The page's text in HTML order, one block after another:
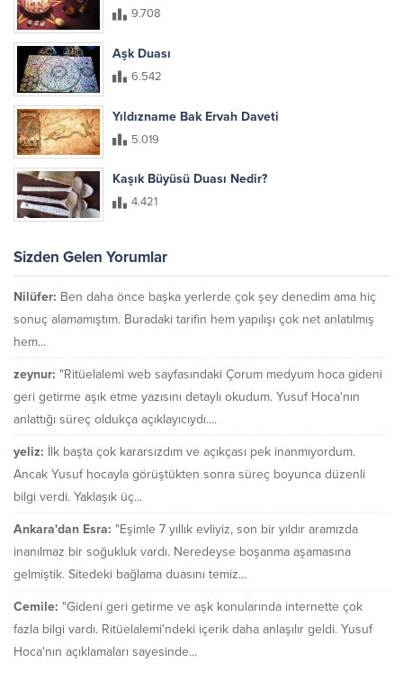
9.708
Aşk Duası
6.542
Yıldızname Bak Ervah Daveti
5.019
Kaşık Büyüsü Duası Nedir?
4.421
Sizden Gelen Yorumlar
Nilüfer: Ben daha önce başka yerlerde çok şey denedim ama hiç
sonuç alamamıştım. Buradaki tarifin hem yapılışı çok net anlatılmış
hem...
zeynur: "Ritüelalemi web sayfasındaki Çorum medyum hoca gideni
geri getirme aşık etme yazısını detaylı okudum. Yusuf Hoca'nın
anlattığı süreç oldukça açıklayıcıydı....
yeliz: İlk başta çok kararsızdım ve açıkçası pek inanmıyordum.
Ancak Yusuf hocayla görüştükten sonra süreç boyunca düzenli
bilgi verdi. Yaklaşık üç...
Ankara'dan Esra: "Eşimle 7 yıllık evliyiz, son bir yıldır aramızda
inanılmaz bir soğukluk vardı. Neredeyse boşanma aşamasına
gelmiştik. Sitedeki bağlama duasını temiz...
Cemile: "Gideni geri getirme ve aşk konularında internette çok
fazla bilgi vardı. Ritüelalemi'ndeki içerik daha anlaşılır geldi. Yusuf
Hoca'nın açıklamaları sayesinde...